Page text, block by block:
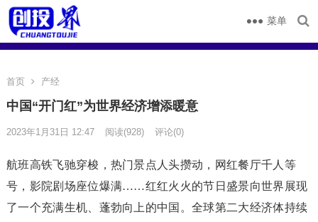
菜单
首页 产经
中国“开门红”为世界经济增添暖意
2023年1月31日 12:47 阅读(928) 评论(0)
航班高铁飞驰穿梭，热门景点人头攒动，网红餐厅千人等
号，影院剧场座位爆满……红红火火的节日盛景向世界展现
了一个充满生机、蓬勃向上的中国。全球第二大经济体持续